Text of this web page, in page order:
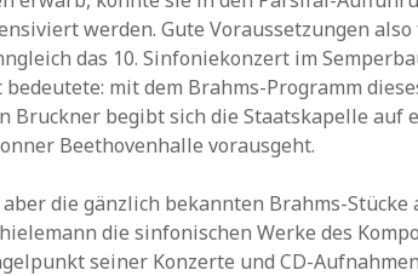
werden. Gute Voraussetzungen
das 10. Sinfoniekonzert im
mit dem Brahms-Programm
Bruckner begibt sich die Staatskapelle auf
Beethovenhalle vorausgeht.
die gänzlich bekannten Brahms-Stücke
die sinfonischen Werke des
seiner Konzerte und CD-